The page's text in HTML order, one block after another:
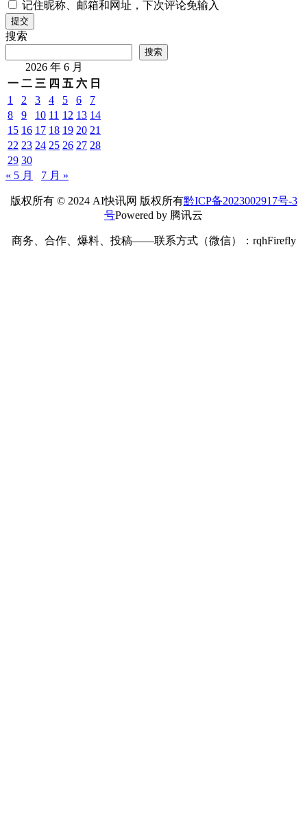
记住昵称、邮箱和网址，下次评论免输入
提交
搜索
搜索
2026 年 6 月
一 二 三 四 五 六 日
1
2 3 4 5 6
7
8
9 10 11 12 13 14
15 16 17 18 19 20 21
22 23 24 25 26 27 28
29 30
« 5 月
7 月 »
版权所有 © 2024 AI快讯网 版权所有黔ICP备2023002917号-3
号Powered by 腾讯云
商务、合作、爆料、投稿——联系方式（微信）：rqhFirefly